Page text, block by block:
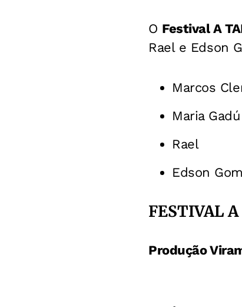
O Festival A
Rael e Edson
Marcos
Maria Gadú
Rael
Edson
FESTIVAL
Produção